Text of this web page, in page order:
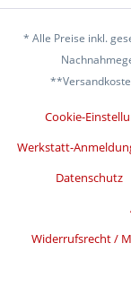
* Alle Preise inkl.
Cookie-
Werkstatt-
Datenschutz
Widerrufsrecht /